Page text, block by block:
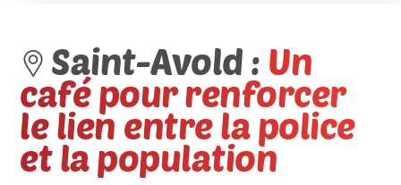
Saint-Avold : Un
café pour renforcer
le lien entre la police
et la population